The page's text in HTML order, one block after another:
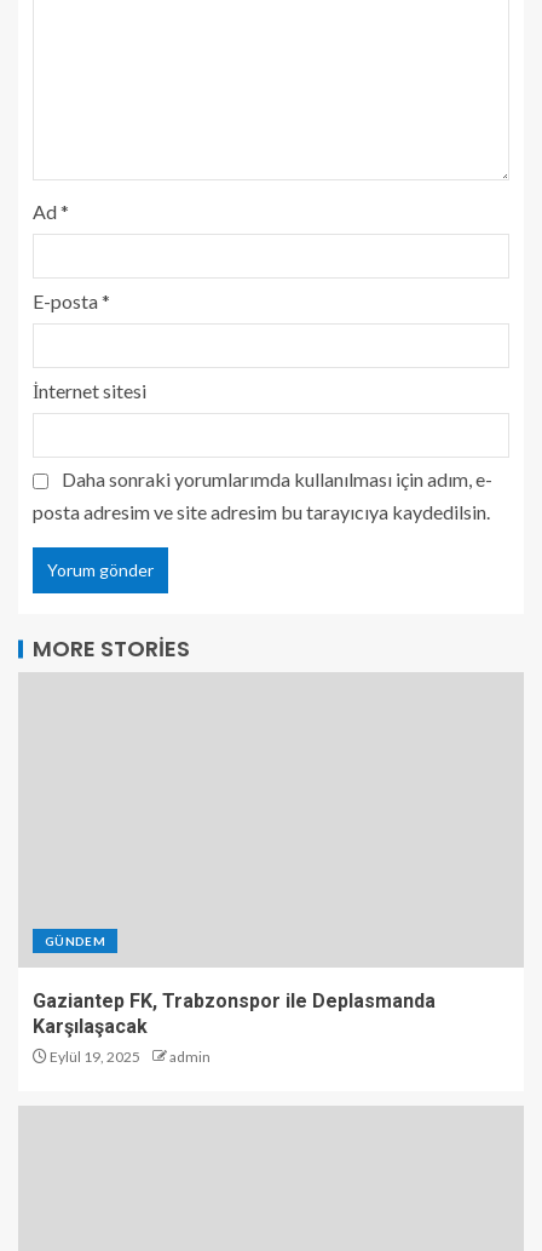
Ad*
E-posta*
İnternet sitesi
Daha sonraki yorumlarımda kullanılması için adım, e-
posta adresim ve site adresim bu tarayıcıya kaydedilsin.
MORE STORIES
GÜNDEM
Gaziantep FK, Trabzonspor ile Deplasmanda
Karşılaşacak
Eylül 19, 2025 admin